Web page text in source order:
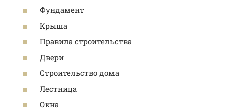
Фундамент
Крыша
Правила строительства
Двери
Строительство дома
Лестница
Окна